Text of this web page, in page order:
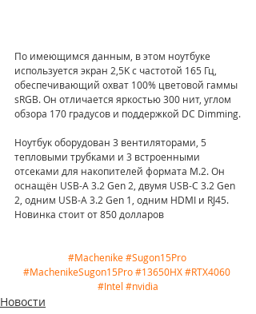
По имеющимся данным, в этом ноутбуке
используется экран 2,5K с частотой 165 Гц,
обеспечивающий охват 100% цветовой гаммы
sRGB. Он отличается яркостью 300 нит, углом
обзора 170 градусов и поддержкой DC Dimming.
Ноутбук оборудован 3 вентиляторами, 5
тепловыми трубками и 3 встроенными
отсеками для накопителей формата M.2. Он
оснащён USB-A 3.2 Gen 2, двумя USB-C 3.2 Gen
2, одним USB-A 3.2 Gen 1, одним HDMI и RJ45.
Новинка стоит от 850 долларов
#Machenike #Sugon15Pro
#MachenikeSugon15Pro#13650HX#RTX4060
#Intel #nvidia
Новости